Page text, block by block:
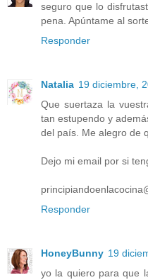
seguro que lo
pena. Apúntame al
Responder
Natalia 19 diciembre,
Que suertaza la
tan estupendo y
del país. Me alegro de
Dejo mi email por si
Responder
HoneyBunny 19
yo la quiero para que